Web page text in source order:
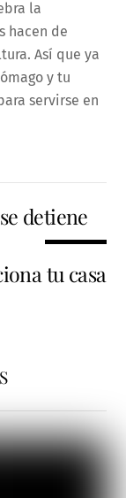
la
hacen de
Así que ya
y tu
servirse en
detiene
tu casa